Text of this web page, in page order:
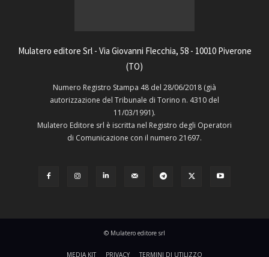
Mulatero editore Srl - Via Giovanni Flecchia, 58 - 10010 Piverone
(TO)
Numero Registro Stampa 48 del 28/06/2018 (già
autorizzazione del Tribunale di Torino n. 4310 del
11/03/1991).
Mulatero Editore srl è iscritta nel Registro degli Operatori
di Comunicazione con il numero 21697.
© Mulatero editore srl
MEDIA KIT PRIVACY TERMINI DI UTILIZZO